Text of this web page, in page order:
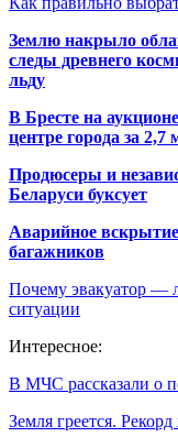
Землю накрыло
следы древнего
льду
В Бресте на
центре города за 2,7
Продюсеры и
Беларуси буксует
Аварийное
багажников
Почему эвакуатор —
ситуации
Интересное:
В МЧС рассказали о
Земля греется.